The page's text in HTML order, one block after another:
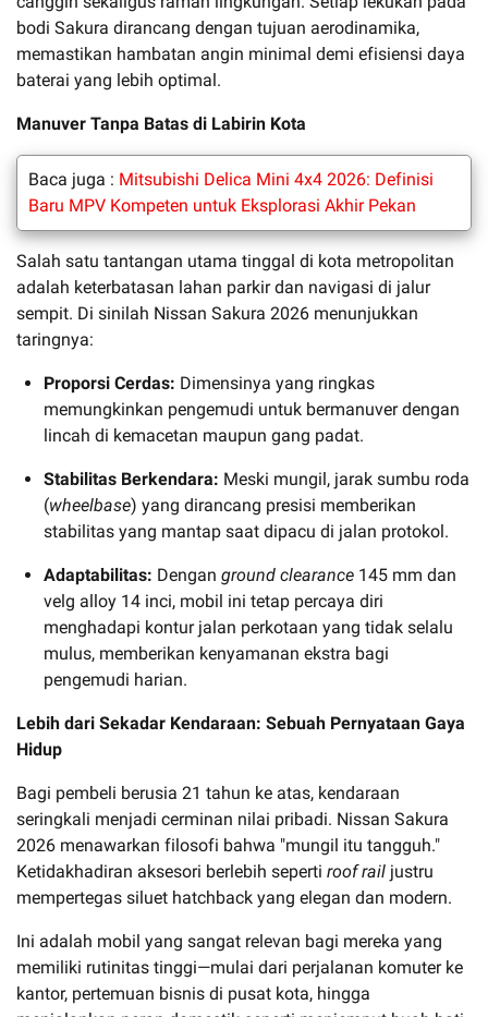
bodi Sakura dirancang dengan tujuan aerodinamika,
memastikan hambatan angin minimal demi efisiensi daya
baterai yang lebih optimal.
Manuver Tanpa Batas di Labirin Kota
Baca juga : Mitsubishi Delica Mini 4x4 2026: Definisi
Baru MPV Kompeten untuk Eksplorasi Akhir Pekan
Salah satu tantangan utama tinggal di kota metropolitan
adalah keterbatasan lahan parkir dan navigasi di jalur
sempit. Di sinilah Nissan Sakura 2026 menunjukkan
taringnya:
Proporsi Cerdas: Dimensinya yang ringkas
memungkinkan pengemudi untuk bermanuver dengan
lincah di kemacetan maupun gang padat.
Stabilitas Berkendara: Meski mungil, jarak sumbu roda
(wheelbase) yang dirancang presisi memberikan
stabilitas yang mantap saat dipacu di jalan protokol.
Adaptabilitas: Dengan ground clearance 145 mm dan
velg alloy 14 inci, mobil ini tetap percaya diri
menghadapi kontur jalan perkotaan yang tidak selalu
mulus, memberikan kenyamanan ekstra bagi
pengemudi harian.
Lebih dari Sekadar Kendaraan: Sebuah Pernyataan Gaya
Hidup
Bagi pembeli berusia 21 tahun ke atas, kendaraan
seringkali menjadi cerminan nilai pribadi. Nissan Sakura
2026 menawarkan filosofi bahwa "mungil itu tangguh."
Ketidakhadiran aksesori berlebih seperti roof rail justru
mempertegas siluet hatchback yang elegan dan modern.
Ini adalah mobil yang sangat relevan bagi mereka yang
memiliki rutinitas tinggi—mulai dari perjalanan komuter ke
kantor, pertemuan bisnis di pusat kota, hingga